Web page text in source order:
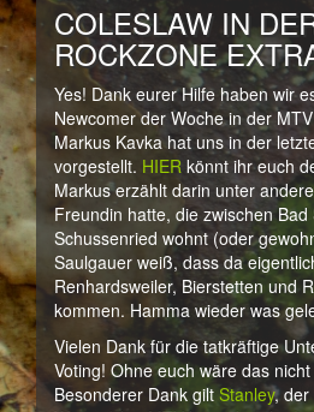
COLESLAW IN
ROCKZONE
Yes! Dank eurer Hilfe haben wir
Newcomer der Woche in der
Markus Kavka hat uns in der
vorgestellt. HIER könnt ihr euch
Markus erzählt darin unter
Freundin hatte, die zwischen
Schussenried wohnt (oder
Saulgauer weiß, dass da
Renhardsweiler, Bierstetten und
kommen. Hamma wieder was
Vielen Dank für die tatkräftige
Voting! Ohne euch wäre das
Besonderer Dank gilt Stanley, der